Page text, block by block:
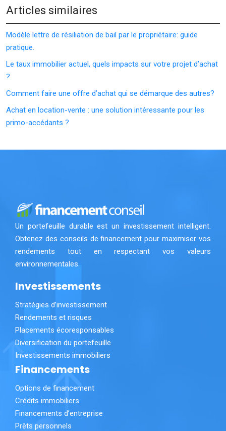
Articles similaires
Modèle lettre de résiliation de bail par le propriétaire: guide
pratique.
Le taux immobilier actuel, quels impacts sur votre projet d’achat
?
Comment faire une offre d’achat qui se démarque des autres?
Achat en location-vente : une solution intéressante pour les
primo-accédants ?
Un portefeuille durable est un investissement intelligent.
Obtenez des conseils de financement pour maximiser vos
rendements tout en respectant vos valeurs
environnementales.
Investissements
Stratégies d’investissement
Rendements et risques
Placements écoresponsables
Diversification du portefeuille
Investissements immobiliers
Financements
Options de financement
Crédits immobiliers
Financements d’entreprise
Prêts personnels